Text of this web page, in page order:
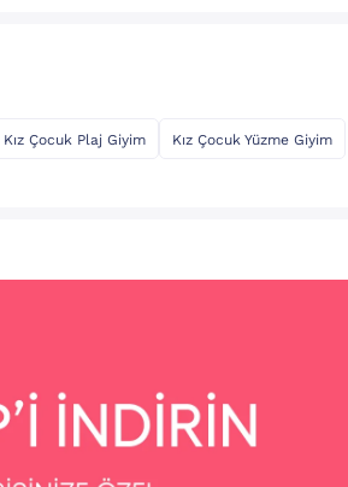
Kız Çocuk Plaj Giyim Kız Çocuk Yüzme Giyim